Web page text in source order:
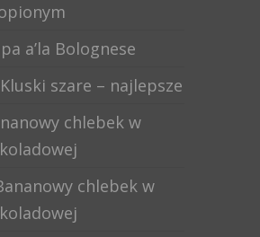
a’la Bolognese
Kluski szare – najlepsze
chlebek w
chlebek w